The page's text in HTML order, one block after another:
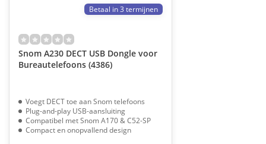
Betaal in 3 termijnen
Snom A230 DECT USB Dongle voor
Bureautelefoons (4386)
Voegt DECT toe aan Snom telefoons
Plug-and-play USB-aansluiting
Compatibel met Snom A170 & C52-SP
Compact en onopvallend design